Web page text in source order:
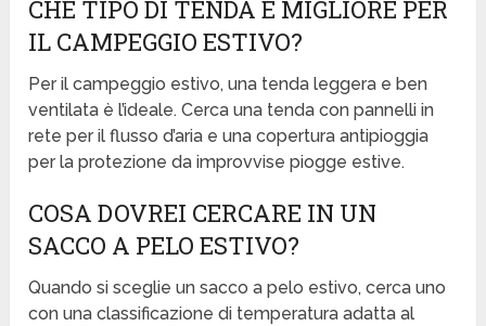
CHE TIPO DI TENDA È MIGLIORE PER
IL CAMPEGGIO ESTIVO?
Per il campeggio estivo, una tenda leggera e ben
ventilata è l’ideale. Cerca una tenda con pannelli in
rete per il flusso d’aria e una copertura antipioggia
per la protezione da improvvise piogge estive.
COSA DOVREI CERCARE IN UN
SACCO A PELO ESTIVO?
Quando si sceglie un sacco a pelo estivo, cerca uno
con una classificazione di temperatura adatta al